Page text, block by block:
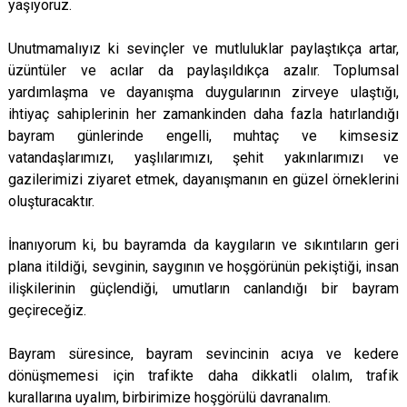
yaşıyoruz.
Unutmamalıyız ki sevinçler ve mutluluklar paylaştıkça artar,
üzüntüler ve acılar da paylaşıldıkça azalır. Toplumsal
yardımlaşma ve dayanışma duygularının zirveye ulaştığı,
ihtiyaç sahiplerinin her zamankinden daha fazla hatırlandığı
bayram günlerinde engelli, muhtaç ve kimsesiz
vatandaşlarımızı, yaşlılarımızı, şehit yakınlarımızı ve
gazilerimizi ziyaret etmek, dayanışmanın en güzel örneklerini
oluşturacaktır.
İnanıyorum ki, bu bayramda da kaygıların ve sıkıntıların geri
plana itildiği, sevginin, saygının ve hoşgörünün pekiştiği, insan
ilişkilerinin güçlendiği, umutların canlandığı bir bayram
geçireceğiz.
Bayram süresince, bayram sevincinin acıya ve kedere
dönüşmemesi için trafikte daha dikkatli olalım, trafik
kurallarına uyalım, birbirimize hoşgörülü davranalım.